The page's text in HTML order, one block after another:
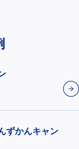
ずかんキャン